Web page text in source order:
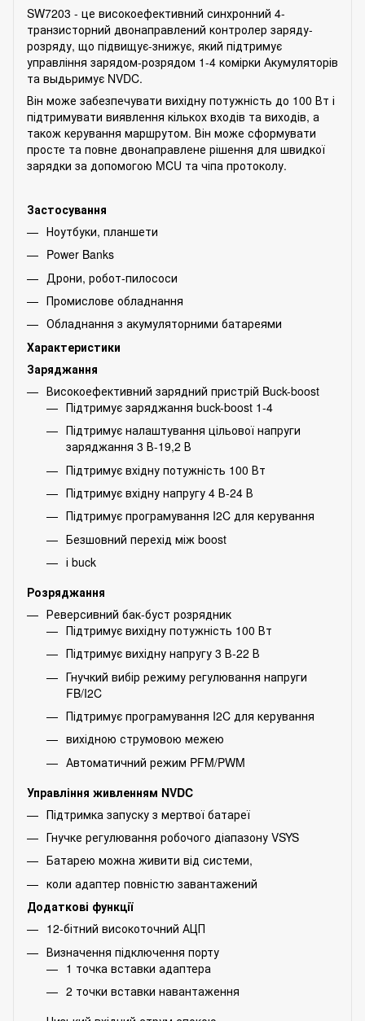
SW7203 - це високоефективний синхронний 4-
транзисторний двонаправлений контролер заряду-
розряду, що підвищує-знижує, який підтримує
управління зарядом-розрядом 1-4 комірки Акумуляторів
та выдьримує NVDC.
Він може забезпечувати вихідну потужність до 100 Вт і
підтримувати виявлення кількох входів та виходів, а
також керування маршрутом. Він може сформувати
просте та повне двонаправлене рішення для швидкої
зарядки за допомогою MCU та чіпа протоколу.
Застосування
Ноутбуки, планшети
Power Banks
Дрони, робот-пилососи
Промислове обладнання
Обладнання з акумуляторними батареями
Характеристики
Заряджання
Високоефективний зарядний пристрій Buck-boost
Підтримує заряджання buck-boost 1-4
Підтримує налаштування цільової напруги
заряджання 3 В-19,2 В
Підтримує вхідну потужність 100 Вт
Підтримує вхідну напругу 4 В-24 В
Підтримує програмування I2C для керування
Безшовний перехід між boost
і buck
Розряджання
Реверсивний бак-буст розрядник
Підтримує вихідну потужність 100 Вт
Підтримує вихідну напругу 3 В-22 В
Гнучкий вибір режиму регулювання напруги
FB/I2C
Підтримує програмування I2C для керування
вихідною струмовою межею
Автоматичний режим PFM/PWM
Управління живленням NVDC
Підтримка запуску з мертвої батареї
Гнучке регулювання робочого діапазону VSYS
Батарею можна живити від системи,
коли адаптер повністю завантажений
Додаткові функції
12-бітний високоточний АЦП
Визначення підключення порту
1 точка вставки адаптера
2 точки вставки навантаження